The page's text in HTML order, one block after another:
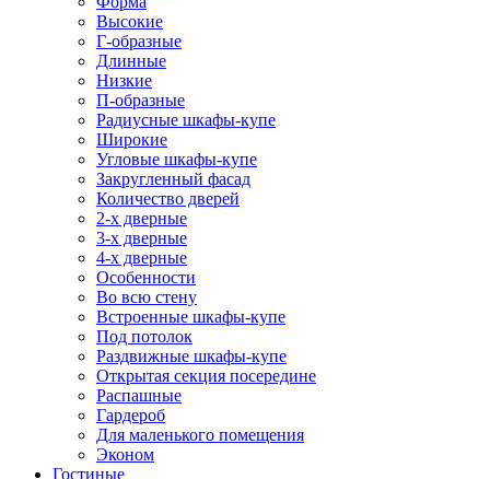
Высокие
Г-образные
Длинные
Низкие
П-образные
Радиусные шкафы-купе
Широкие
Угловые шкафы-купе
Закругленный фасад
Количество дверей
2-х дверные
3-х дверные
4-х дверные
Особенности
Во всю стену
Встроенные шкафы-купе
Под потолок
Раздвижные шкафы-купе
Открытая секция посередине
Распашные
Гардероб
Для маленького помещения
Эконом
Гостиные